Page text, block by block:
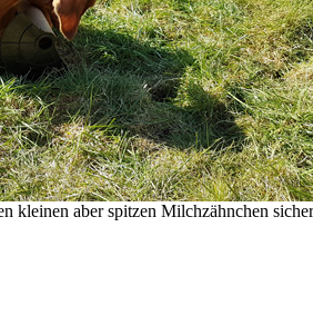
kleinen aber spitzen Milchzähnchen sicher